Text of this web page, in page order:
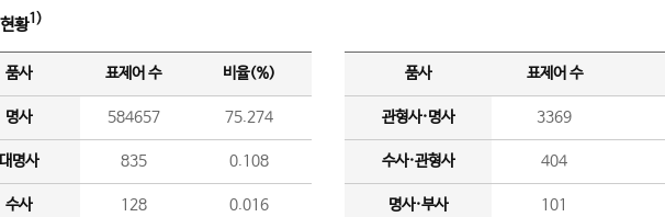
황1)
품사 표제어 수 비율(%)
명사 584657 75.274
명사 835 0.108
수사 128 0.016
품사 표제어 수
관형사·명사 3369
수사·관형사 404
명사·부사 101